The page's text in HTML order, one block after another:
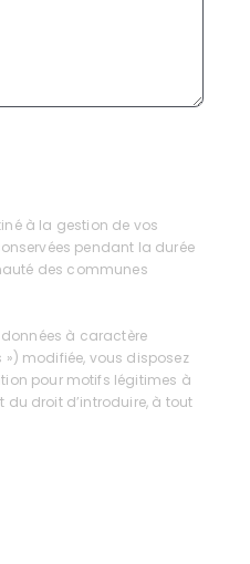
à la gestion de vos
pendant la durée
des communes
données à caractère
») modifiée, vous disposez
pour motifs légitimes à
droit d’introduire, à tout